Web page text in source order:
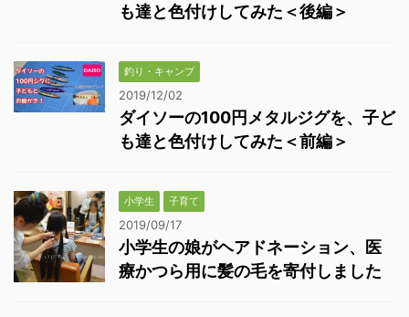
も達と色付けしてみた＜後編＞
釣り・キャンプ
2019/12/02
ダイソーの100円メタルジグを、子ど
も達と色付けしてみた＜前編＞
小学生 子育て
2019/09/17
小学生の娘がヘアドネーション、医
療かつら用に髪の毛を寄付しました